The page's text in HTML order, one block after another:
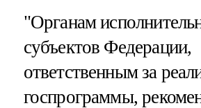
"Органам
субъектов Федерации,
ответственным за
госпрограммы,